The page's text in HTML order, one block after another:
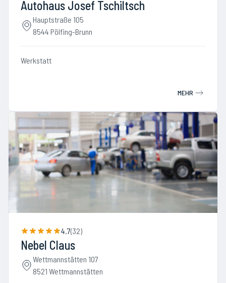
Autohaus Josef Tschiltsch
Hauptstraße 105
8544 Pölfing-Brunn
Werkstatt
MEHR
4.7(32)
Nebel Claus
Wettmannstätten 107
8521 Wettmannstätten